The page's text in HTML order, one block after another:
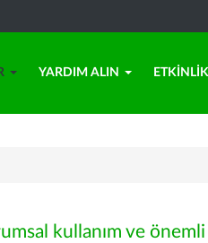
YARDIM ALIN
kullanım ve önemli